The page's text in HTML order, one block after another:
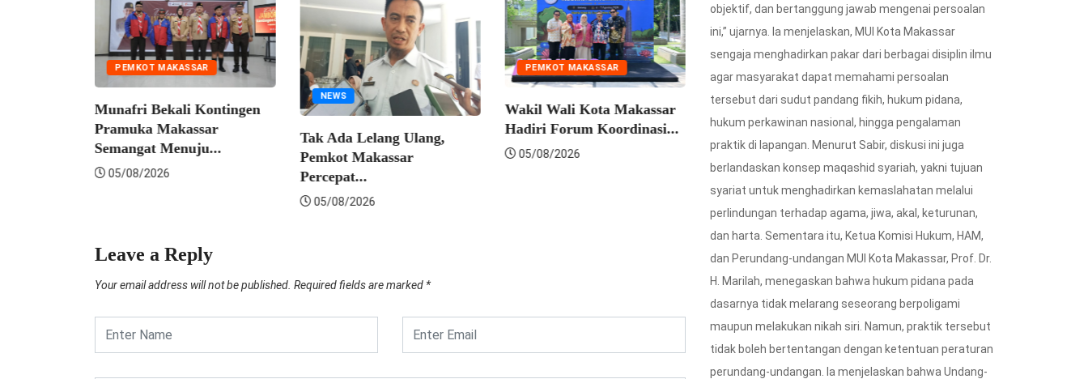
PEMKOT MAKASSAR
Munafri Bekali Kontingen
Pramuka Makassar
Semangat Menuju...
05/08/2026
Tak Ada Lelang Ulang,
Pemkot Makassar
Percepat...
05/08/2026
PEMKOT MAKASSAR
Wakil Wali Kota Makassar
Hadiri Forum Koordinasi...
05/08/2026
Munafri Bekali Kontingen
Pramuka Makassar
Semangat Menuju...
05/08/2026
NEWS
Tak Ada Lelang Ulang,
Percepat...
Leave a Reply
Your email address will not be published. Required fields are marked *
objektif, dan bertanggung jawab mengenai persoalan
ini,” ujarnya. Ia menjelaskan, MUI Kota Makassar
sengaja menghadirkan pakar dari berbagai disiplin ilmu
agar masyarakat dapat memahami persoalan
tersebut dari sudut pandang fikih, hukum pidana,
hukum perkawinan nasional, hingga pengalaman
praktik di lapangan. Menurut Sabir, diskusi ini juga
berlandaskan konsep maqashid syariah, yakni tujuan
syariat untuk menghadirkan kemaslahatan melalui
perlindungan terhadap agama, jiwa, akal, keturunan,
dan harta. Sementara itu, Ketua Komisi Hukum, HAM,
dan Perundang-undangan MUI Kota Makassar, Prof. Dr.
H. Marilah, menegaskan bahwa hukum pidana pada
dasarnya tidak melarang seseorang berpoligami
maupun melakukan nikah siri. Namun, praktik tersebut
tidak boleh bertentangan dengan ketentuan peraturan
perundang-undangan. Ia menjelaskan bahwa Undang-